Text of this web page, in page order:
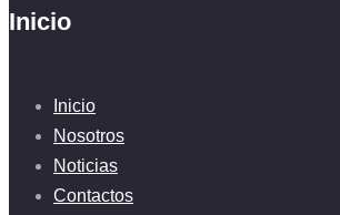
Inicio
Inicio
Nosotros
Noticias
Contactos